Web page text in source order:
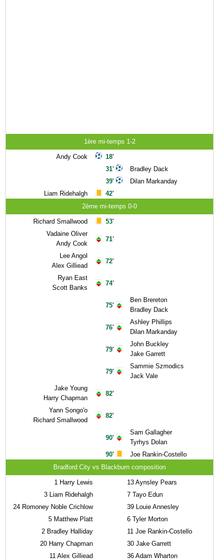
1ère mi-temps 1-2
Andy Cook
Liam Ridehalgh
18'
31'
39'
42'
Bradley Dack
Dilan Markanday
2ème mi-temps 0-0
Richard Smallwood
Vadaine Oliver
Andy Cook
Lee Angol
Alex Gilliead
Ryan East
Scott Banks
Jake Young
Harry Chapman
Yann Songo'o
Richard Smallwood
53'
71'
72'
74'
75'
76'
79'
79'
82'
82'
90'
90'
Ben Brereton
Bradley Dack
Ashley Phillips
Dilan Markanday
John Buckley
Jake Garrett
Sammie Szmodics
Jack Vale
Sam Gallagher
Tyrhys Dolan
Joe Rankin-Costello
Bradford City vs Blackburn composition
1 Harry Lewis
3 Liam Ridehalgh
24 Romoney Noble Crichlow
5 Matthew Platt
2 Bradley Halliday
20 Harry Chapman
11 Alex Gilliead
13 Aynsley Pears
7 Tayo Edun
39 Louie Annesley
6 Tyler Morton
11 Joe Rankin-Costello
30 Jake Garrett
36 Adam Wharton